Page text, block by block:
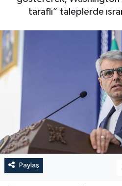
taraflı” taleplerde
Paylaş